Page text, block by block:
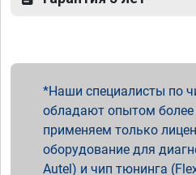
Наши специалисты по
обладают опытом
применяем только
оборудование для
Autel) и чип тюнинга